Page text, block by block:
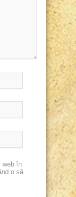
web în
o să